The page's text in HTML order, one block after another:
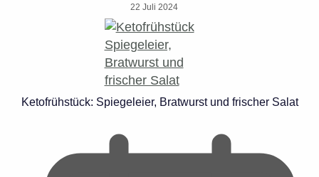
22 Juli 2024
Ketofrühstück: Spiegeleier, Bratwurst und frischer Salat